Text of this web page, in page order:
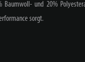
Baumwoll- und 20%
sorgt.